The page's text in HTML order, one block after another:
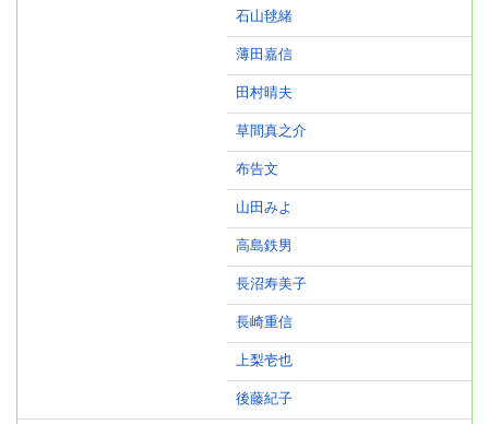
石山毬緒
薄田嘉信
田村晴夫
草間真之介
布告文
山田みよ
高島鉄男
長沼寿美子
長崎重信
上梨壱也
後藤紀子